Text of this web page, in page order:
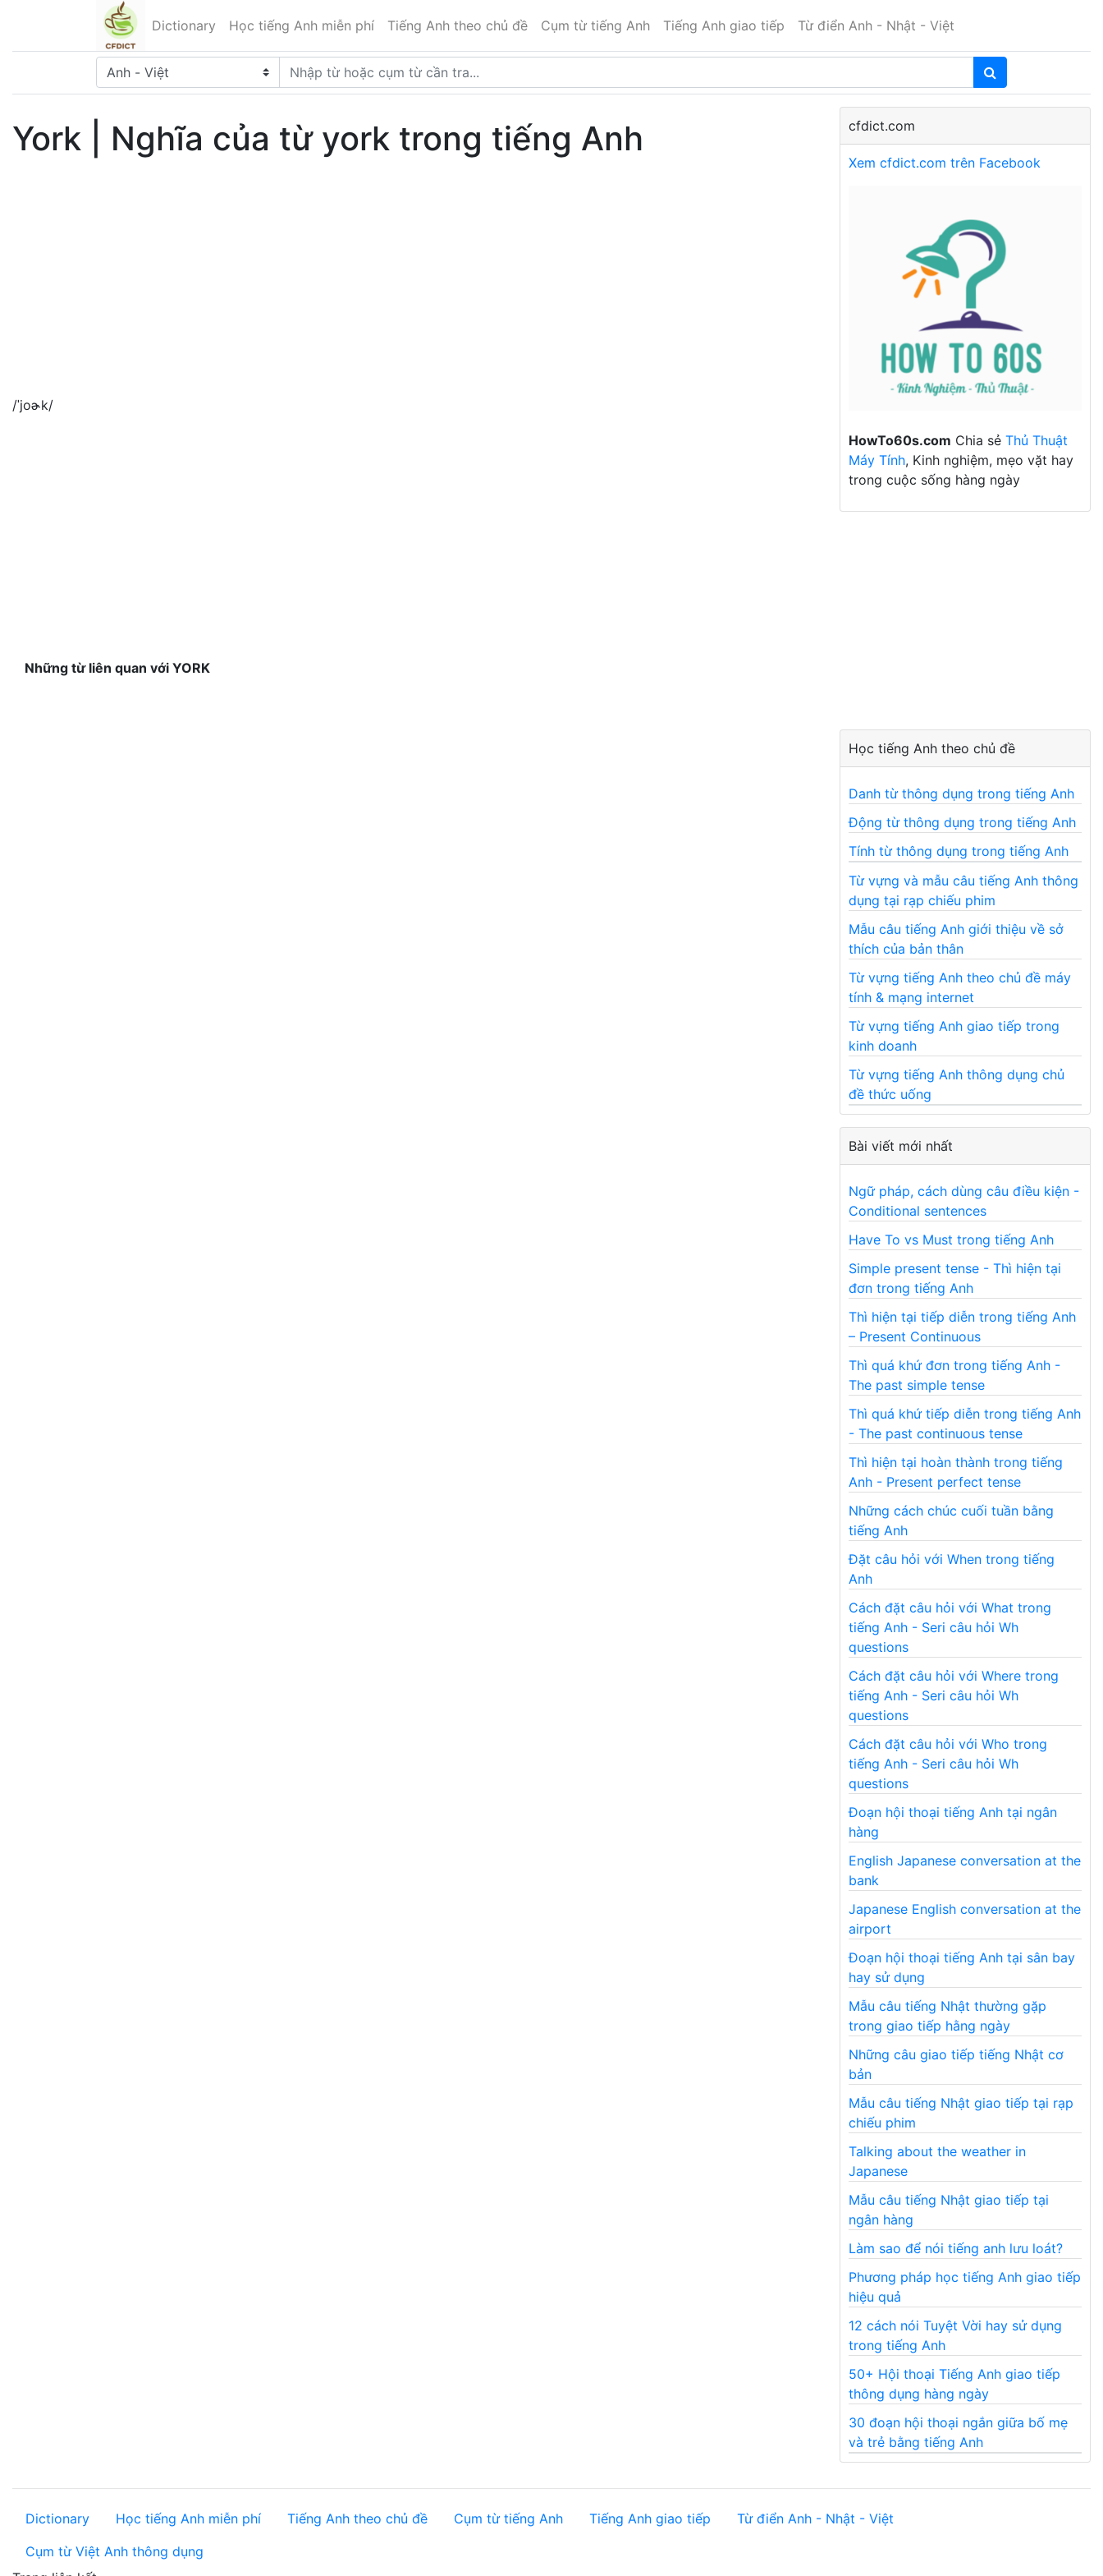
Dictionary Học tiếng Anh miễn phí Tiếng Anh theo chủ đề Cụm từ tiếng Anh Tiếng Anh giao tiếp Từ điển Anh - Nhật - Việt
York | Nghĩa của từ york trong tiếng Anh
/ˈjoɚk/
Những từ liên quan với YORK
cfdict.com
Xem cfdict.com trên Facebook
HowTo60s.com Chia sẻ Thủ Thuật
Máy Tính, Kinh nghiệm, mẹo vặt hay
trong cuộc sống hàng ngày
Học tiếng Anh theo chủ đề
Danh từ thông dụng trong tiếng Anh
Động từ thông dụng trong tiếng Anh
Tính từ thông dụng trong tiếng Anh
Từ vựng và mẫu câu tiếng Anh thông
dụng tại rạp chiếu phim
Mẫu câu tiếng Anh giới thiệu về sở
thích của bản thân
Từ vựng tiếng Anh theo chủ đề máy
tính & mạng internet
Từ vựng tiếng Anh giao tiếp trong
kinh doanh
Từ vựng tiếng Anh thông dụng chủ
đề thức uống
Bài viết mới nhất
Ngữ pháp, cách dùng câu điều kiện -
Conditional sentences
Have To vs Must trong tiếng Anh
Simple present tense - Thì hiện tại
đơn trong tiếng Anh
Thì hiện tại tiếp diễn trong tiếng Anh
– Present Continuous
Thì quá khứ đơn trong tiếng Anh -
The past simple tense
Thì quá khứ tiếp diễn trong tiếng Anh
- The past continuous tense
Thì hiện tại hoàn thành trong tiếng
Anh - Present perfect tense
Những cách chúc cuối tuần bằng
tiếng Anh
Đặt câu hỏi với When trong tiếng
Anh
Cách đặt câu hỏi với What trong
tiếng Anh - Seri câu hỏi Wh
questions
Cách đặt câu hỏi với Where trong
tiếng Anh - Seri câu hỏi Wh
questions
Cách đặt câu hỏi với Who trong
tiếng Anh - Seri câu hỏi Wh
questions
Đoạn hội thoại tiếng Anh tại ngân
hàng
English Japanese conversation at the
bank
Japanese English conversation at the
airport
Đoạn hội thoại tiếng Anh tại sân bay
hay sử dụng
Mẫu câu tiếng Nhật thường gặp
trong giao tiếp hằng ngày
Những câu giao tiếp tiếng Nhật cơ
bản
Mẫu câu tiếng Nhật giao tiếp tại rạp
chiếu phim
Talking about the weather in
Japanese
Mẫu câu tiếng Nhật giao tiếp tại
ngân hàng
Làm sao để nói tiếng anh lưu loát?
Phương pháp học tiếng Anh giao tiếp
hiệu quả
12 cách nói Tuyệt Vời hay sử dụng
trong tiếng Anh
50+ Hội thoại Tiếng Anh giao tiếp
thông dụng hàng ngày
30 đoạn hội thoại ngắn giữa bố mẹ
và trẻ bằng tiếng Anh
Dictionary Học tiếng Anh miễn phí Tiếng Anh theo chủ đề Cụm từ tiếng Anh Tiếng Anh giao tiếp
Từ điển Anh - Nhật - Việt
Cụm từ Việt Anh thông dụng